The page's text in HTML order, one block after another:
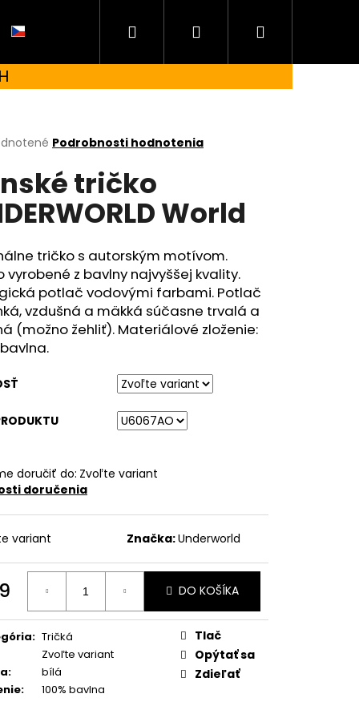
Hľadať PrihlásenieNákupný
košík
Podrobnosti hodnotenia
tričko
World
tričko s autorským motívom.
vyrobené z bavlny najvyššej kvality.
potlač vodovými farbami. Potlač
vzdušná a mäkká súčasne trvalá a
(možno žehliť). Materiálové zloženie:
bavlna.
doručiť do: Zvoľte variant
doručenia
variant Značka:Underworld
DO KOŠÍKA
: Tričká
Zvoľte variant
:
bílá
: 100% bavlna
Tlač
Opýtať sa
Zdieľať
FOREST